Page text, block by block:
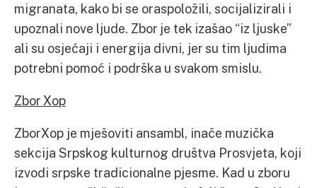
migranata, kako bi se oraspoložili, socijalizirali i
upoznali nove ljude. Zbor je tek izašao “iz ljuske”
ali su osjećaji i energija divni, jer su tim ljudima
potrebni pomoć i podrška u svakom smislu.
Zbor Xop
ZborXop je mješoviti ansambl, inače muzička
sekcija Srpskog kulturnog društva Prosvjeta, koji
izvodi srpske tradicionalne pjesme. Kad u zboru